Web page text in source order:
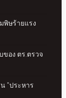
พิษร้ายแรง
ของ ตร.ตรวจ
"ประหาร